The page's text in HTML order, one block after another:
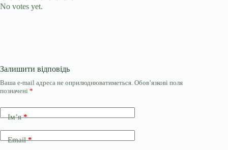
No votes yet.
Залишити відповідь
Ваша e-mail адреса не оприлюднюватиметься. Обов’язкові поля
позначені *
Ім’я*
Email*